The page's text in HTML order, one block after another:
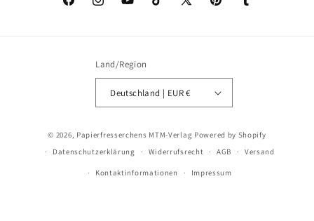
FacebookInstagramYouTubeTikTok
X
PinterestTumblr
Land/Region
Deutschland | EUR €
© 2026, Papierfresserchens MTM-Verlag Powered by Shopify
Datenschutzerklärung
Widerrufsrecht AGB Versand
Kontaktinformationen Impressum